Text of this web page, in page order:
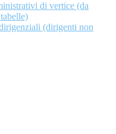
di vertice (da
(dirigenti non